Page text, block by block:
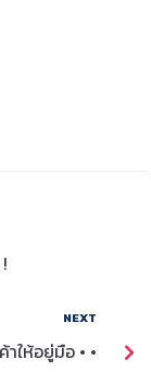
NEXT
ให้อยู่มือ • •